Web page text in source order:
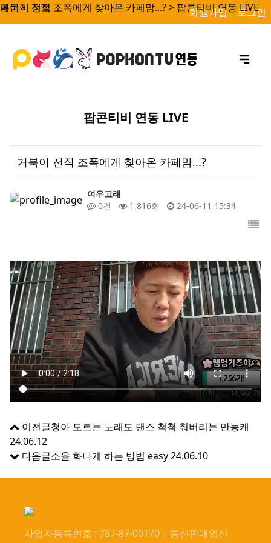
거북이 전직 조폭에게 찾아온 카페맘...? > 팝콘티비 연동 LIVE
회원가입 로그인
팝콘티비 연동 LIVE
거북이 전직 조폭에게 찾아온 카페맘...?
페이지 정보
작성자
여우고래
댓글0건 조회1,816회 작성일
24-06-11 15:34
본문
이전글청아 모르는 노래도 댄스 척척 춰버리는 만능캐
24.06.12
다음글소율 화나게 하는 방법 easy24.06.10
사업자등록번호 : 787-87-00170 | 통신판매업신